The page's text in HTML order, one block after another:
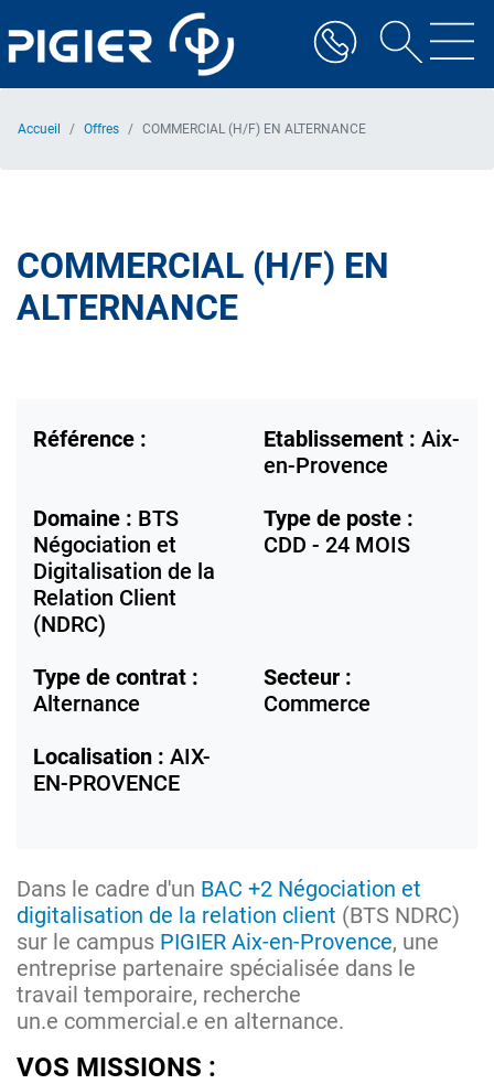
au
contenu
Accueil Offres COMMERCIAL (H/F) EN ALTERNANCE
COMMERCIAL (H/F) EN
ALTERNANCE
Référence : Etablissement : Aix-
en-Provence
Domaine : BTS
Négociation et
Digitalisation de la
Relation Client
(NDRC)
Type de poste :
CDD - 24 MOIS
Type de contrat :
Alternance
Secteur :
Commerce
Localisation : AIX-
EN-PROVENCE
Dans le cadre d'un BAC +2 Négociation et
digitalisation de la relation client (BTS NDRC)
sur le campus PIGIER Aix-en-Provence, une
entreprise partenaire spécialisée dans le
travail temporaire, recherche
un.e commercial.e en alternance.
VOS MISSIONS :